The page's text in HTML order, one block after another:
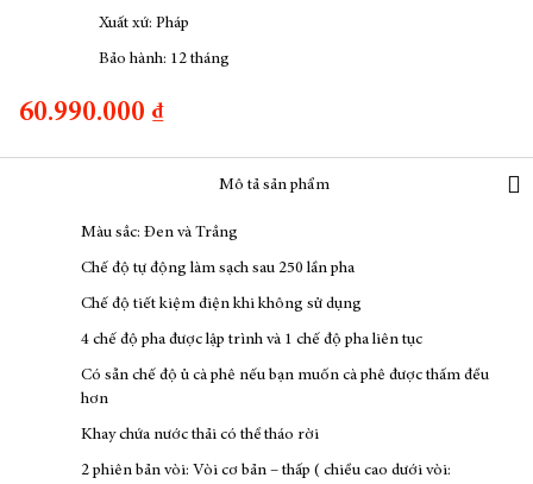
Xuất xứ: Pháp
Bảo hành: 12 tháng
60.990.000 ₫
Mô tả sản phẩm
Màu sắc: Đen và Trắng
Chế độ tự động làm sạch sau 250 lần pha
Chế độ tiết kiệm điện khi không sử dụng
4 chế độ pha được lập trình và 1 chế độ pha liên tục
Có sẵn chế độ ủ cà phê nếu bạn muốn cà phê được thấm đều
hơn
Khay chứa nước thải có thể tháo rời
2 phiên bản vòi: Vòi cơ bản – thấp ( chiều cao dưới vòi: